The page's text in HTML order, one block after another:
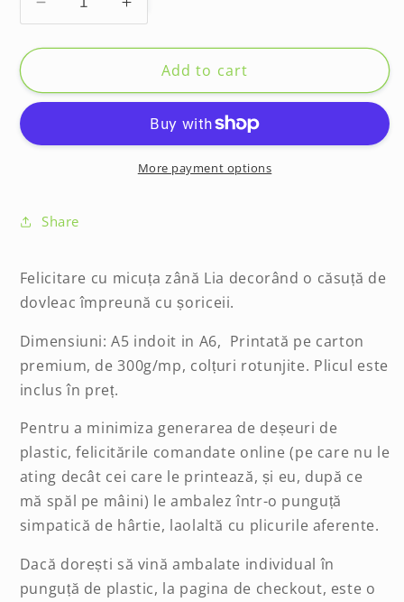
Decrease
quantity
for
-
Increase
quantity
for
Felicitare
-
work
Add to cart
More payment options
Share
Felicitare cu micuța zână Lia decorând o căsuță de
dovleac împreună cu șoriceii.
Dimensiuni: A5 indoit in A6, Printată pe carton
premium, de 300g/mp, colțuri rotunjite. Plicul este
inclus în preț.
Pentru a minimiza generarea de deșeuri de
plastic, felicitările comandate online (pe care nu le
ating decât cei care le printează, și eu, după ce
mă spăl pe mâini) le ambalez într-o punguță
simpatică de hârtie, laolaltă cu plicurile aferente.
Dacă dorești să vină ambalate individual în
punguță de plastic, la pagina de checkout, este o